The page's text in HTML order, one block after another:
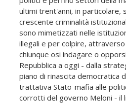
ultimi trent'anni, in particolare,
crescente criminalità
sono mimetizzati nelle
illegali e per colpire,
chiunque osi indagare o
Repubblica a oggi - dalla
piano di rinascita democratica
trattativa Stato-mafia alle
corrotti del governo Meloni - il